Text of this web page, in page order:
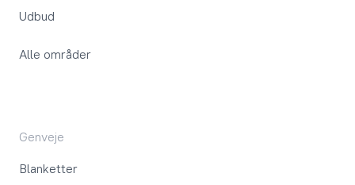
Udbud
Alle områder
Genveje
Blanketter